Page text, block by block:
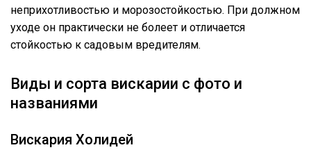
неприхотливостью и морозостойкостью. При должном
уходе он практически не болеет и отличается
стойкостью к садовым вредителям.
Виды и сорта вискарии с фото и
названиями
Вискария Холидей